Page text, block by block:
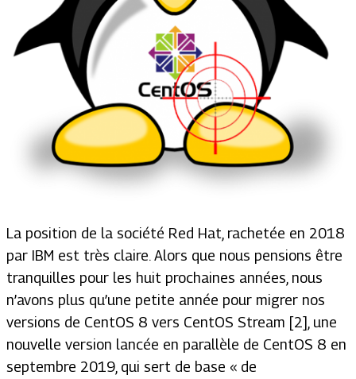
La position de la société Red Hat, rachetée en 2018
par IBM est très claire. Alors que nous pensions être
tranquilles pour les huit prochaines années, nous
n’avons plus qu’une petite année pour migrer nos
versions de CentOS 8 vers CentOS Stream [2], une
nouvelle version lancée en parallèle de CentOS 8 en
septembre 2019, qui sert de base « de